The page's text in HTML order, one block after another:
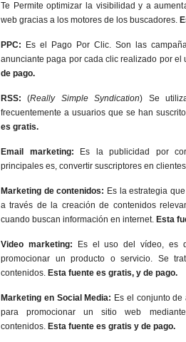
Te Permite optimizar la visibilidad y a
web gracias a los motores de los buscadores.
PPC: Es el Pago Por Clic. Son las
anunciante paga por cada clic realizado por el
de pago.
RSS: (Really Simple Syndication) Se
frecuentemente a usuarios que se han
es gratis.
Email marketing: Es la publicidad por
principales es, convertir suscriptores en
Marketing de contenidos: Es la estrategia
a través de la creación de contenidos
cuando buscan información en internet. Esta
Video marketing: Es el uso del vídeo, es
promocionar un producto o servicio. Se
contenidos. Esta fuente es gratis, y de pago.
Marketing en Social Media: Es el conjunto
para promocionar un sitio web
contenidos. Esta fuente es gratis y de pago.